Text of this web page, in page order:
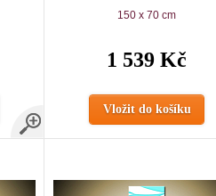
150 x 70 cm
1 539 Kč
Vložit do košíku